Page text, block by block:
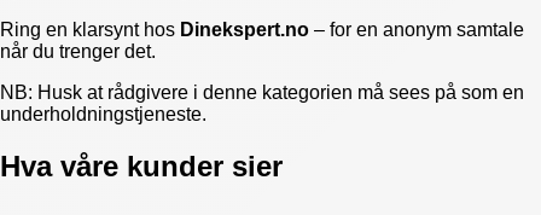
Ring en klarsynt hos Dinekspert.no – for en anonym samtale
når du trenger det.
NB: Husk at rådgivere i denne kategorien må sees på som en
underholdningstjeneste.
Hva våre kunder sier